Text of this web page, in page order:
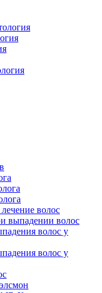
волос
выпадении волос
волос у
волос у